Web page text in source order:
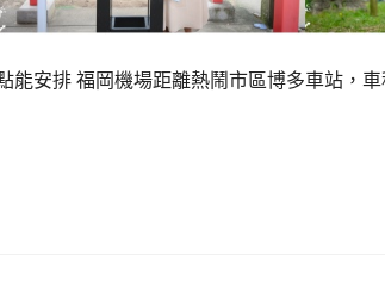
能安排 福岡機場距離熱鬧市區博多車站，